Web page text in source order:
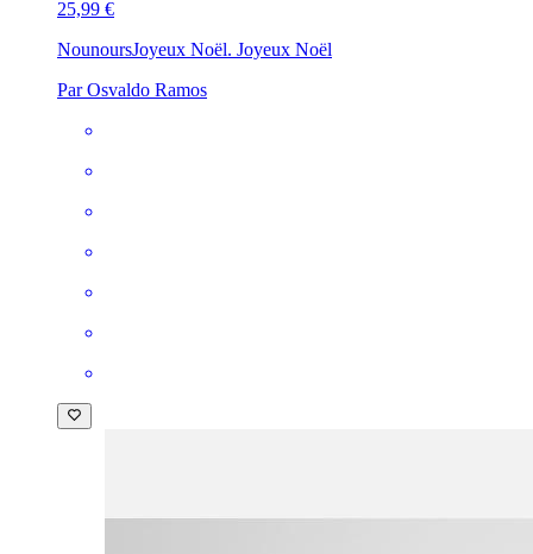
25,99 €
NounoursJoyeux Noël. Joyeux Noël
Par Osvaldo Ramos